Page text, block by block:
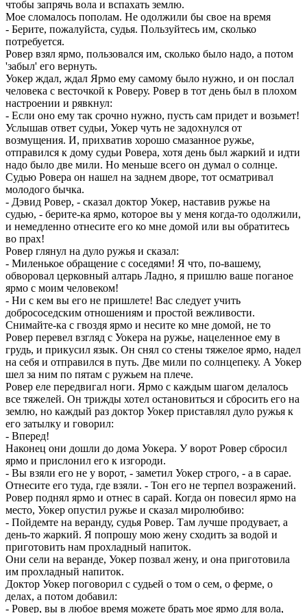
чтобы запрячь вола и вспахать землю.
Мое сломалось пополам. Не одолжили бы свое на время
- Берите, пожалуйста, судья. Пользуйтесь им, сколько
потребуется.
Ровер взял ярмо, пользовался им, сколько было надо, а потом
'забыл' его вернуть.
Уокер ждал, ждал Ярмо ему самому было нужно, и он послал
человека с весточкой к Роверу. Ровер в тот день был в плохом
настроении и рявкнул:
- Если оно ему так срочно нужно, пусть сам придет и возьмет!
Услышав ответ судьи, Уокер чуть не задохнулся от
возмущения. И, прихватив хорошо смазанное ружье,
отправился к дому судьи Ровера, хотя день был жаркий и идти
надо было две мили. Но меньше всего он думал о солнце.
Судью Ровера он нашел на заднем дворе, тот осматривал
молодого бычка.
- Дэвид Ровер, - сказал доктор Уокер, наставив ружье на
судью, - берите-ка ярмо, которое вы у меня когда-то одолжили,
и немедленно отнесите его ко мне домой или вы обратитесь
во прах!
Ровер глянул на дуло ружья и сказал:
- Миленькое обращение с соседями! Я что, по-вашему,
обворовал церковный алтарь Ладно, я пришлю ваше поганое
ярмо с моим человеком!
- Ни с кем вы его не пришлете! Вас следует учить
добрососедским отношениям и простой вежливости.
Снимайте-ка с гвоздя ярмо и несите ко мне домой, не то
Ровер перевел взгляд с Уокера на ружье, нацеленное ему в
грудь, и прикусил язык. Он снял со стены тяжелое ярмо, надел
на себя и отправился в путь. Две мили по солнцепеку. А Уокер
шел за ним по пятам с ружьем на плече.
Ровер еле передвигал ноги. Ярмо с каждым шагом делалось
все тяжелей. Он трижды хотел остановиться и сбросить его на
землю, но каждый раз доктор Уокер приставлял дуло ружья к
его затылку и говорил:
- Вперед!
Наконец они дошли до дома Уокера. У ворот Ровер сбросил
ярмо и прислонил его к изгороди.
- Вы взяли его не у ворот, - заметил Уокер строго, - а в сарае.
Отнесите его туда, где взяли. - Тон его не терпел возражений.
Ровер поднял ярмо и отнес в сарай. Когда он повесил ярмо на
место, Уокер опустил ружье и сказал миролюбиво:
- Пойдемте на веранду, судья Ровер. Там лучше продувает, а
день-то жаркий. Я попрошу мою жену сходить за водой и
приготовить нам прохладный напиток.
Они сели на веранде, Уокер позвал жену, и она приготовила
им прохладный напиток.
Доктор Уокер поговорил с судьей о том о сем, о ферме, о
делах, а потом добавил:
- Ровер, вы в любое время можете брать мое ярмо для вола,